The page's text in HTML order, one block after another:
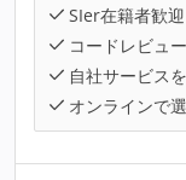
SIer在籍者歓迎
コードレビュ
自社サービス
オンラインで